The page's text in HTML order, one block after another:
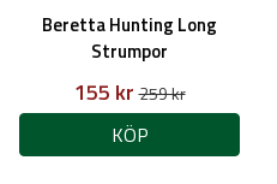
i fickor)
Beretta Hunting Long
Strumpor
155 kr259 kr
KÖP